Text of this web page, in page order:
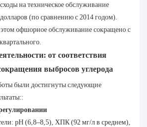
на техническое обслуживание
(по сравнению с 2014 годом).
офшорное обслуживание сокращено с
от соответствия
выбросов углерода
были достигнуты следующие
pH (6,8–8,5), ХПК (92 мг/л в среднем),